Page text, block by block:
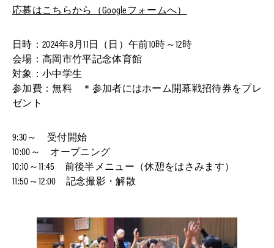
応募はこちらから（Googleフォームへ）
日時：2024年8月11日（日）午前10時～12時
会場：高岡市竹平記念体育館
対象：小中学生
参加費：無料 ＊参加者にはホーム開幕戦招待券をプレ
ゼント
9:30～ 受付開始
10:00～ オープニング
10:10～11:45 前後半メニュー（休憩をはさみます）
11:50～12:00 記念撮影・解散